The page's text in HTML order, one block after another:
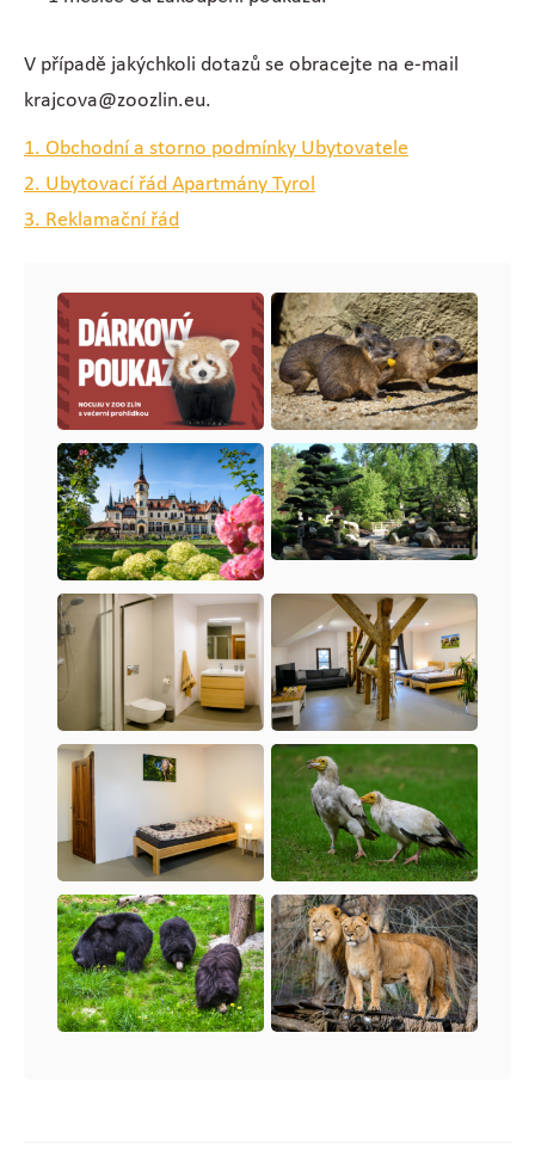
V případě jakýchkoli dotazů se obracejte na e-mail
krajcova@zoozlin.eu.
1. Obchodní a storno podmínky Ubytovatele
2. Ubytovací řád Apartmány Tyrol
3. Reklamační řád